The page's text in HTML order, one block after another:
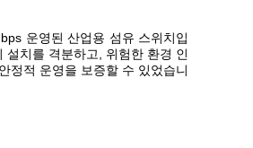
운영된 산업용 섬유 스위치입
치를 격분하고, 위험한 환경 인
정적 운영을 보증할 수 있었습니